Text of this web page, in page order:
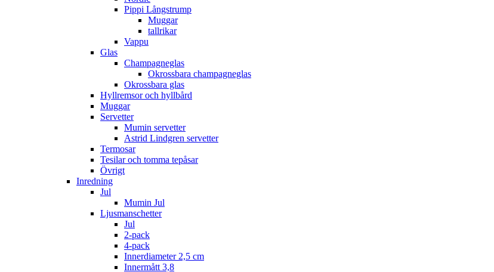
Pippi Långstrump
Muggar
tallrikar
Vappu
Glas
Champagneglas
Okrossbara champagneglas
Okrossbara glas
Hyllremsor och hyllbård
Muggar
Servetter
Mumin servetter
Astrid Lindgren servetter
Termosar
Tesilar och tomma tepåsar
Övrigt
Inredning
Jul
Mumin Jul
Ljusmanschetter
Jul
2-pack
4-pack
Innerdiameter 2,5 cm
Innermått 3,8